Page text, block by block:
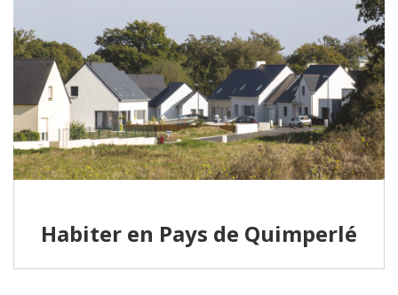
Habiter en Pays de Quimperlé